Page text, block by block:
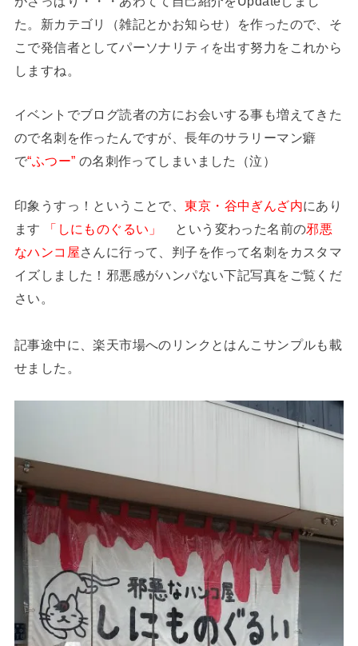
た。新カテゴリ（雑記とかお知らせ）を作ったので、そ
こで発信者としてパーソナリティを出す努力をこれから
しますね。
イベントでブログ読者の方にお会いする事も増えてきた
ので名刺を作ったんですが、長年のサラリーマン癖
で“ふつー” の名刺作ってしまいました（泣）
印象うすっ！ということで、東京・谷中ぎんざ内にあり
ます 「しにものぐるい」 という変わった名前の邪悪
なハンコ屋さんに行って、判子を作って名刺をカスタマ
イズしました！邪悪感がハンパない下記写真をご覧くだ
さい。
記事途中に、楽天市場へのリンクとはんこサンプルも載
せました。